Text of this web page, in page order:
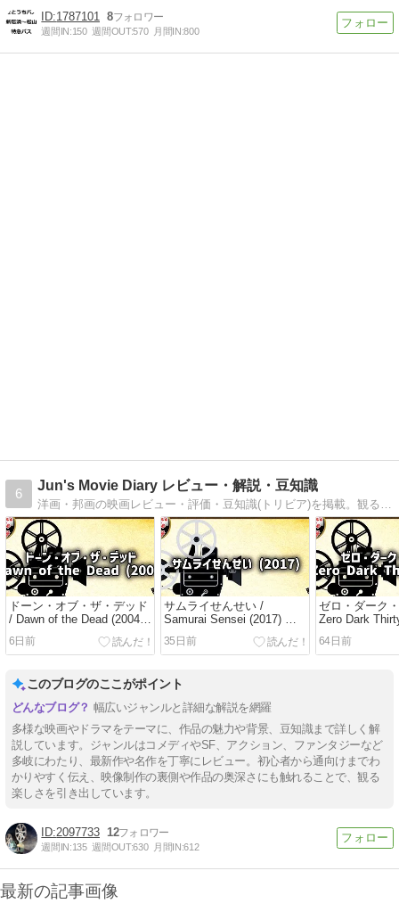
1787101 8
週間IN:150 週間OUT:570 月間IN:800
6
Jun's Movie Diary レビュー・解説・豆知識
洋画・邦画の映画レビュー・評価・豆知識(トリビア)を掲載。観る前に知りたい情報を網羅した映画情報サイト。
ドーン・オブ・ザ・デッド
/ Dawn of the Dead (2004)
ゾンビ激闘 / レビュー・解
説・映画情報
6日前
サムライせんせい /
Samurai Sensei (2017) 侍
教師奮闘 / レビュー・解
説・映画情報
35日前
ゼロ・ダーク
Zero Dark
跡の執念 / レ
説・映画情報
64日前
このブログのここがポイント
幅広いジャンルと詳細な解説を網羅
多様な映画やドラマをテーマに、作品の魅力や背景、豆知識まで詳しく解
説しています。ジャンルはコメディやSF、アクション、ファンタジーなど
多岐にわたり、最新作や名作を丁寧にレビュー。初心者から通向けまでわ
かりやすく伝え、映像制作の裏側や作品の奥深さにも触れることで、観る
楽しさを引き出しています。
2097733 12
週間IN:135 週間OUT:630 月間IN:612
最新の記事画像